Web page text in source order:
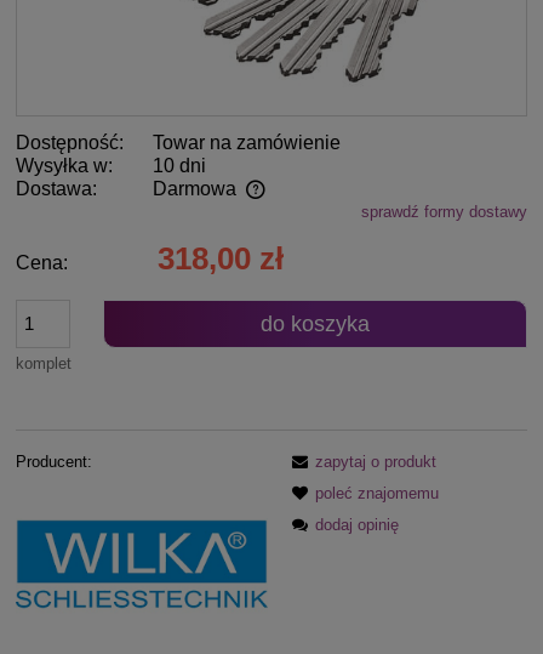
Dostępność:
Towar na zamówienie
Wysyłka w:
10 dni
Dostawa:
Darmowa
Cena nie zawiera ewentualnych kosztów płatnościsprawdź formy dostawy
Cena: 318,00 zł
komplet
do koszyka
Producent:
zapytaj o produkt
poleć znajomemu
dodaj opinię